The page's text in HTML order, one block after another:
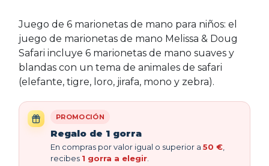
Juego de 6 marionetas de mano para niños: el
juego de marionetas de mano Melissa & Doug
Safari incluye 6 marionetas de mano suaves y
blandas con un tema de animales de safari
(elefante, tigre, loro, jirafa, mono y zebra).
PROMOCIÓN
Regalo de 1 gorra
En compras por valor igual o superior a 50 €
recibes 1 gorra a elegir